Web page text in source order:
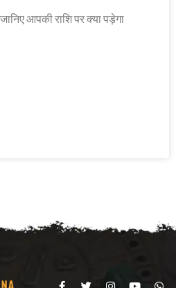
आपकी राशि पर क्या पड़ेगा